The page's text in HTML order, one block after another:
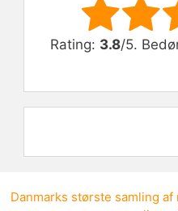
Rate this item:
Rating: 3.8/5.
Danmarks største samling af